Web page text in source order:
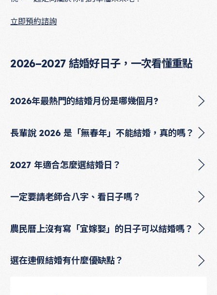
立即預約諮詢
2026–2027 結婚好日子，一次看懂重點
2026年最熱門的結婚月份是哪幾個月?
長輩說 2026 是「無春年」不能結婚，真的嗎？
2027 年適合怎麼選結婚日？
一定要請老師合八字、看日子嗎？
農民曆上沒有寫「宜嫁娶」的日子可以結婚嗎？
選在連假結婚有什麼優缺點？